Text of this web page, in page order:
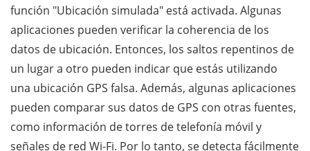
función "Ubicación simulada" está activada. Algunas
aplicaciones pueden verificar la coherencia de los
datos de ubicación. Entonces, los saltos repentinos de
un lugar a otro pueden indicar que estás utilizando
una ubicación GPS falsa. Además, algunas aplicaciones
pueden comparar sus datos de GPS con otras fuentes,
como información de torres de telefonía móvil y
señales de red Wi-Fi. Por lo tanto, se detecta fácilmente